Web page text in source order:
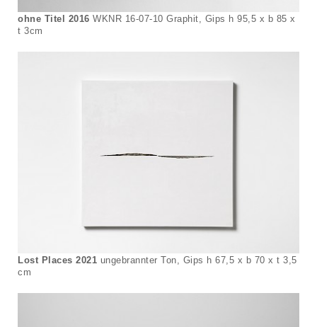
ohne Titel 2016 WKNR 16-07-10 Graphit, Gips h 95,5 x b 85 x
t 3cm
Lost Places 2021 ungebrannter Ton, Gips h 67,5 x b 70 x t 3,5
cm